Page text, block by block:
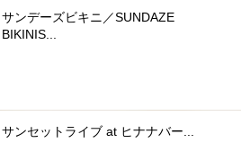
サンデーズビキニ／SUNDAZE
BIKINIS...
サンセットライブ at ヒナナバー...